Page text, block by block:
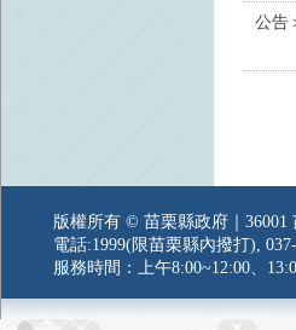
公告
版權所有 © 苗栗縣政府｜36001
電話:1999(限苗栗縣內撥打),
服務時間：上午8:00~12:00、